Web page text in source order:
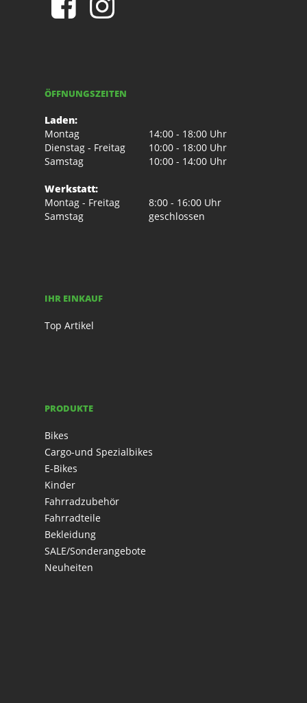
ÖFFNUNGSZEITEN
Laden:
Montag
14:00 - 18:00 Uhr
Dienstag - Freitag
10:00 - 18:00 Uhr
Samstag
10:00 - 14:00 Uhr
Werkstatt:
Montag - Freitag
8:00 - 16:00 Uhr
Samstag
geschlossen
IHR EINKAUF
Top Artikel
PRODUKTE
Bikes
Cargo-und Spezialbikes
E-Bikes
Kinder
Fahrradzubehör
Fahrradteile
Bekleidung
SALE/Sonderangebote
Neuheiten